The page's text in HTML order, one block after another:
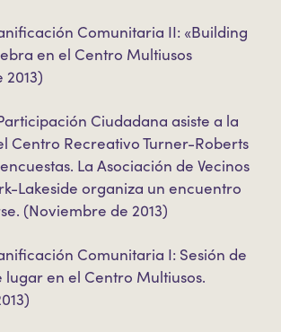
Comunitaria II: «Building
en el Centro Multiusos
Ciudadana asiste a la
Centro Recreativo Turner-Roberts
La Asociación de Vecinos
Lakeside organiza un encuentro
(Noviembre de 2013)
Comunitaria I: Sesión de
lugar en el Centro Multiusos.